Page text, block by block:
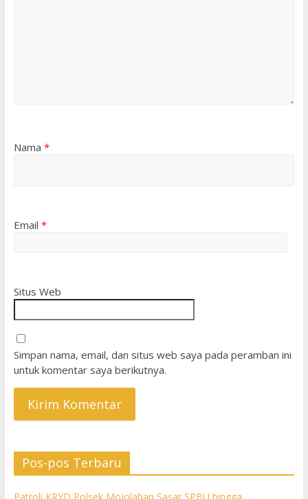
Nama *
Email *
Situs Web
Simpan nama, email, dan situs web saya pada peramban ini
untuk komentar saya berikutnya.
Pos-pos Terbaru